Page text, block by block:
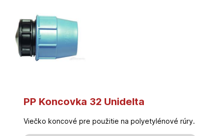
PP Koncovka 32 Unidelta
Viečko koncové pre použitie na polyetylénové rúry.